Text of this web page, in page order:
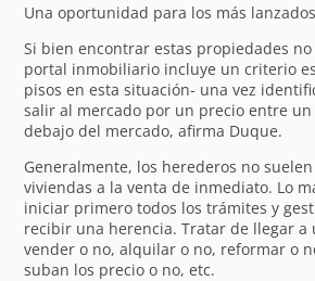
Una oportunidad para los más lanzados
Si bien encontrar estas propiedades
portal inmobiliario incluye un criterio
pisos en esta situación- una vez
salir al mercado por un precio entre un
debajo del mercado, afirma Duque.
Generalmente, los herederos no
viviendas a la venta de inmediato. Lo
iniciar primero todos los trámites y
recibir una herencia. Tratar de llegar a
vender o no, alquilar o no, reformar o
suban los precio o no, etc.